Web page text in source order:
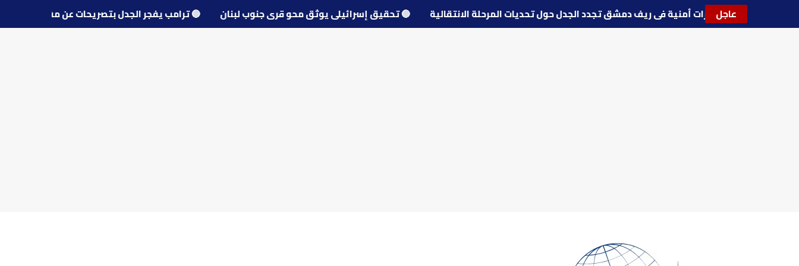
عاجل🔵 توترات أمنية في ريف دمشق تجدد الجدل حول تحديات المرحلة الانتقالية 🔵تحقيق إسرائيلي يوثق محو قرى جنوب لبنان 🔵ترامب يفجر الجدل بتصريحات عن مفاوضات